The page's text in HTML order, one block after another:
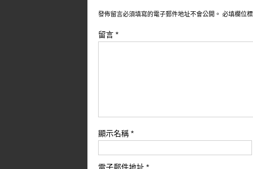
發佈留言必須填寫的電子郵件地址不會公開。 必填欄位
留言 *
顯示名稱 *
電子郵件地址 *